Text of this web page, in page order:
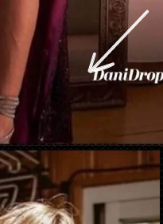
https://danidrops.com.br/it/vestido-brilhante-2023/